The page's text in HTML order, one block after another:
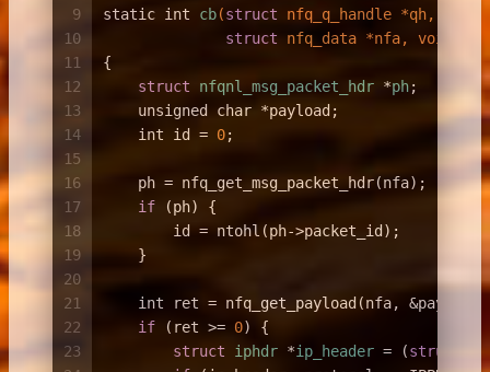
9
10
11
12
13
14
15
16
17
18
19
20
21
22
23
static int cb(struct nfq_q_handle *qh,
struct nfq_data *nfa, void
{
struct
nfqnl_msg_packet_hdr *ph;
unsigned
char *payload;
int id = 0;
    ph = nfq_get_msg_packet_hdr(nfa);
if (ph) {
        id = ntohl(ph->packet_id);
    }
int ret = nfq_get_payload(nfa,
if (ret >= 0) {
struct
iphdr *ip_header = (struct